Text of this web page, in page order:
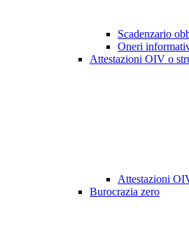
Scadenzario
Oneri
Attestazioni OIV o
Attestazioni
Burocrazia zero